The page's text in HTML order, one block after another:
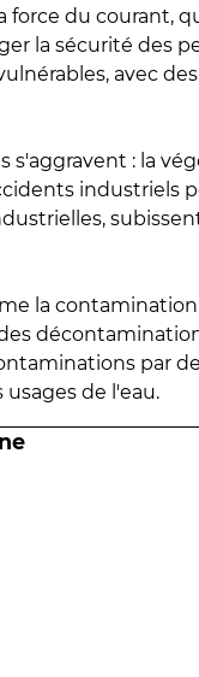
force du courant,
la sécurité des
avec
s'aggravent : la
industriels
la
par
de l'eau.